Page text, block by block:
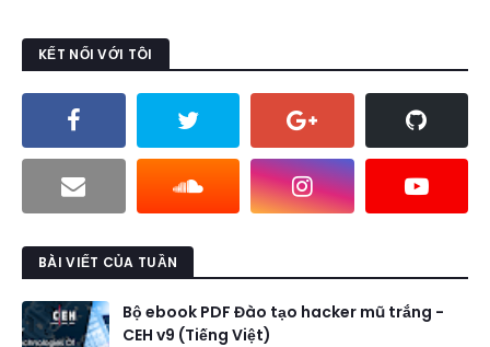
KẾT NỐI VỚI TÔI
BÀI VIẾT CỦA TUẦN
Bộ ebook PDF Đào tạo hacker mũ trắng -
CEH v9 (Tiếng Việt)